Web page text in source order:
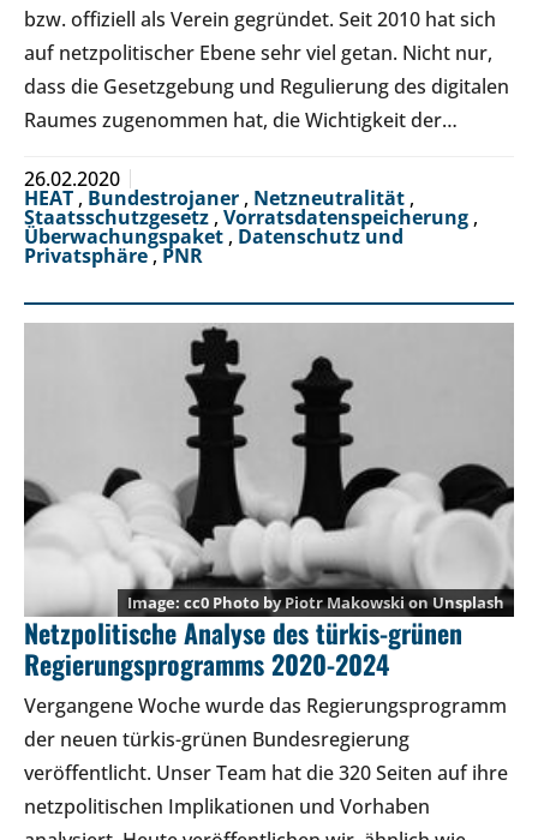
bzw. offiziell als Verein gegründet. Seit 2010 hat sich
auf netzpolitischer Ebene sehr viel getan. Nicht nur,
dass die Gesetzgebung und Regulierung des digitalen
Raumes zugenommen hat, die Wichtigkeit der…
26.02.2020
HEAT , Bundestrojaner , Netzneutralität ,
Staatsschutzgesetz , Vorratsdatenspeicherung ,
Überwachungspaket , Datenschutz und
Privatsphäre,PNR
cc0 Photo byPiotr Makowskion Unsplash
Netzpolitische Analyse des türkis-grünen
Regierungsprogramms 2020-2024
Vergangene Woche wurde das Regierungsprogramm
der neuen türkis-grünen Bundesregierung
veröffentlicht. Unser Team hat die 320 Seiten auf ihre
netzpolitischen Implikationen und Vorhaben